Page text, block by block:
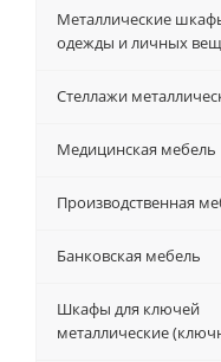
Металлические
одежды и личных
Стеллажи
Медицинская мебель
Производственная
Банковская мебель
Шкафы для ключей
металлические